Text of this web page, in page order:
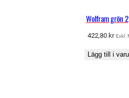
Wolfram grön
422,80 kr Exkl.
Lägg till i